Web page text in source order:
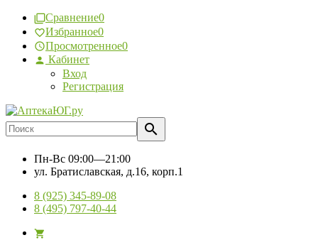
Сравнение0
Избранное0
Просмотренное0
Кабинет
Вход
Регистрация
Пн-Вс 09:00—21:00
ул. Братиславская, д.16, корп.1
8 (925) 345-89-08
8 (495) 797-40-44